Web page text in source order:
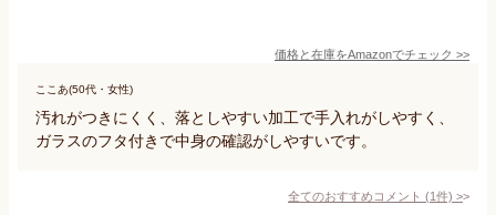
価格と在庫をAmazonでチェック >>
ここあ(50代・女性)
汚れがつきにくく、落としやすい加工で手入れがしやすく、
ガラスのフタ付きで中身の確認がしやすいです。
全てのおすすめコメント (1件) >